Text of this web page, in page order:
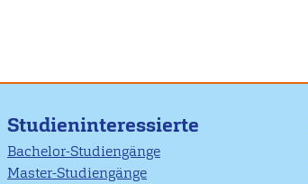
Studieninteressierte
Bachelor-Studiengänge
Master-Studiengänge